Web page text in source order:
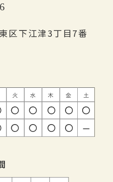
区下江津3丁目7番